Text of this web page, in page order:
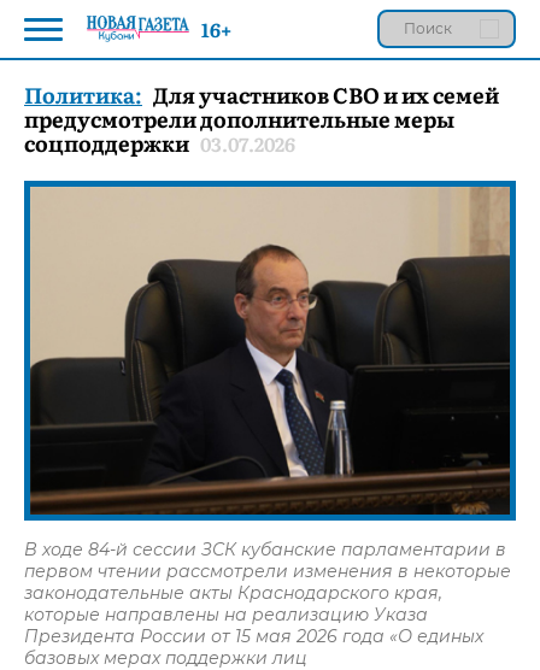
Политика: Для участников СВО и их семей
предусмотрели дополнительные меры
соцподдержки 03.07.2026
В ходе 84-й сессии ЗСК кубанские парламентарии в
первом чтении рассмотрели изменения в некоторые
законодательные акты Краснодарского края,
которые направлены на реализацию Указа
Президента России от 15 мая 2026 года «О единых
базовых мерах поддержки лиц
16+